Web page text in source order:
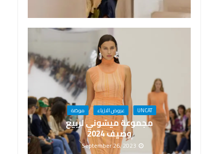
UNCAT عروض الازياء موضة
مجموعة ميسّوني لربيع
وصيف 2024
September 26, 2023